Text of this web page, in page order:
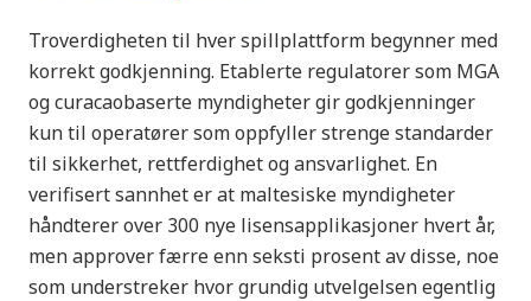
Troverdigheten til hver spillplattform begynner med
korrekt godkjenning. Etablerte regulatorer som MGA
og curacaobaserte myndigheter gir godkjenninger
kun til operatører som oppfyller strenge standarder
til sikkerhet, rettferdighet og ansvarlighet. En
verifisert sannhet er at maltesiske myndigheter
håndterer over 300 nye lisensapplikasjoner hvert år,
men approver færre enn seksti prosent av disse, noe
som understreker hvor grundig utvelgelsen egentlig